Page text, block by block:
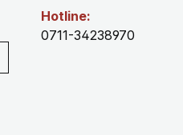
Hotline:
0711-34238970